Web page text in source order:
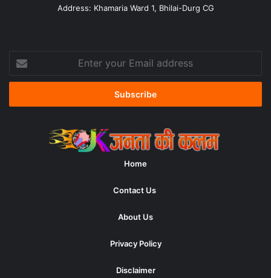
Address: Khamaria Ward 1, Bhilai-Durg CG
your
Email
Home
Contact Us
About Us
Privacy Policy
Disclaimer